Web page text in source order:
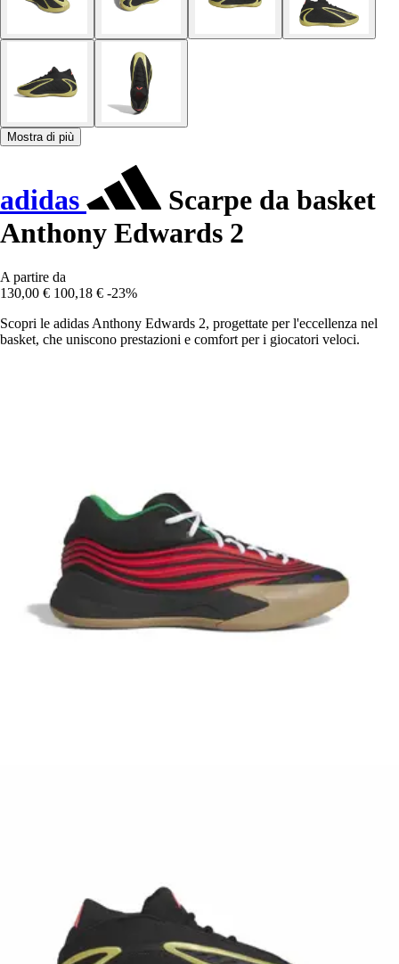
Mostra di più
adidas
Scarpe da basket
Anthony Edwards 2
A partire da
130,00 € 100,18 € -23%
Scopri le adidas Anthony Edwards 2, progettate per l'eccellenza nel
basket, che uniscono prestazioni e comfort per i giocatori veloci.